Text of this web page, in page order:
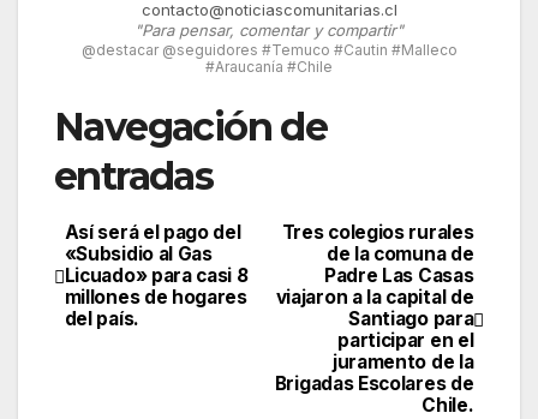
contacto@noticiascomunitarias.cl
"Para pensar, comentar y compartir"
@destacar @seguidores #Temuco #Cautin #Malleco
#Araucanía #Chile
Navegación de
entradas
Tres colegios rurales
de la comuna de
Padre Las Casas
viajaron a la capital de
Santiago para
participar en el
juramento de la
Brigadas Escolares de
Chile.
Así será el pago del
«Subsidio al Gas
Licuado» para casi 8
millones de hogares
del país.